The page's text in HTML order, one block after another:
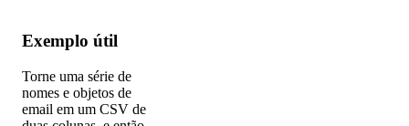
Exemplo útil
Torne uma série de
nomes e objetos de
email em um CSV de